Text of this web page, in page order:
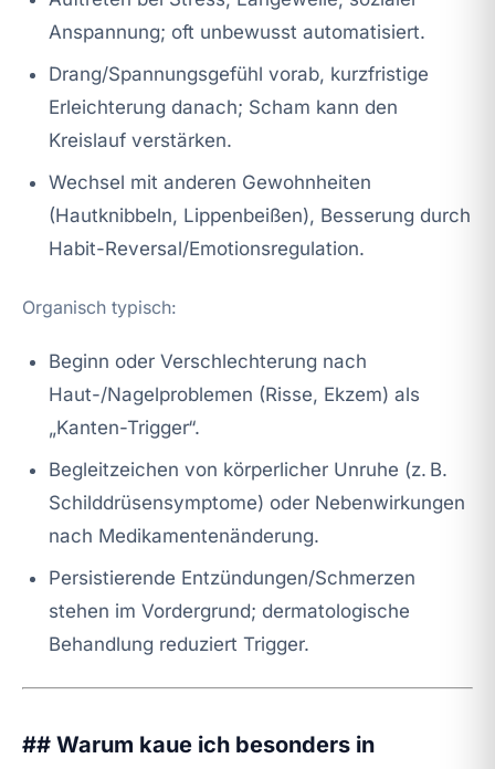
Anspannung; oft unbewusst automatisiert.
Drang/Spannungsgefühl vorab, kurzfristige
Erleichterung danach; Scham kann den
Kreislauf verstärken.
Wechsel mit anderen Gewohnheiten
(Hautknibbeln, Lippenbeißen), Besserung durch
Habit-Reversal/Emotionsregulation.
Organisch typisch:
Beginn oder Verschlechterung nach
Haut-/Nagelproblemen (Risse, Ekzem) als
„Kanten-Trigger“.
Begleitzeichen von körperlicher Unruhe (z. B.
Schilddrüsensymptome) oder Nebenwirkungen
nach Medikamentenänderung.
Persistierende Entzündungen/Schmerzen
stehen im Vordergrund; dermatologische
Behandlung reduziert Trigger.
## Warum kaue ich besonders in